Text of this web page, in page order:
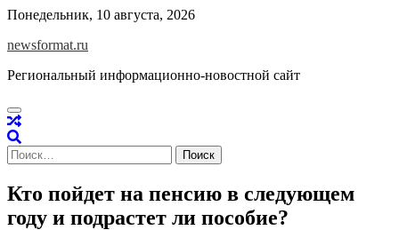
Skip
content
Понедельник, 10 августа, 2026
newsformat.ru
Региональный информационно-новостной сайт
Найти:
Кто пойдет на пенсию в следующем
году и подрастет ли пособие?